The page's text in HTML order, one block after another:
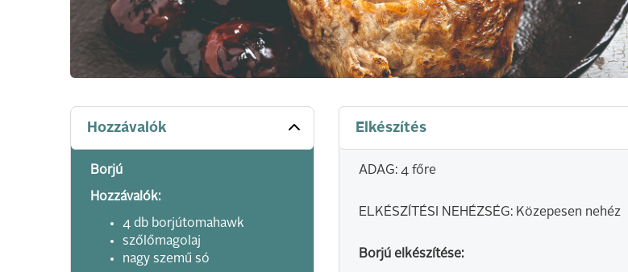
Hozzávalók
Borjú
Hozzávalók:
4 db borjútomahawk
szőlőmagolaj
nagy szemű só
Elkészítés
ADAG: 4 főre
ELKÉSZÍTÉSI NEHÉZSÉG: Közepesen nehéz
Borjú elkészítése: